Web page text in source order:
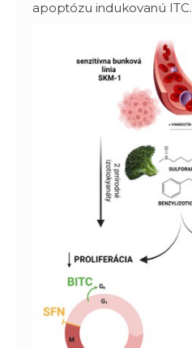
apoptózu indukovanú ITC.